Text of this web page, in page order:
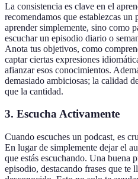
La consistencia es clave en el
recomendamos que establezcas un
aprender simplemente, sino como
escuchar un episodio diario o
Anota tus objetivos, como
captar ciertas expresiones
afianzar esos conocimientos.
demasiado ambiciosas; la calidad
que la cantidad.
3. Escucha Activamente
Cuando escuches un podcast, es
En lugar de simplemente dejar el
que estás escuchando. Una buena
episodio, destacando frases que te